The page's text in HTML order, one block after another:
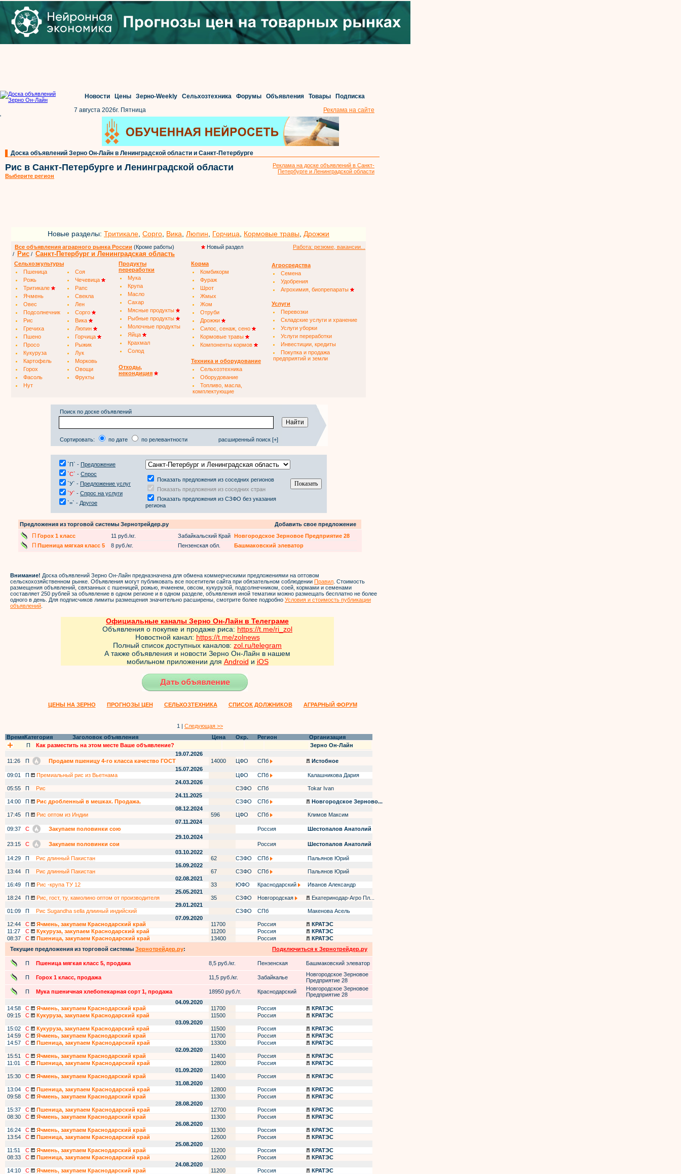
Новости Цены Зерно-Weekly Сельхозтехника Форумы Объявления Товары
Подписка
7 августа 2026г. Пятница
Реклама на сайте
'
Доска объявлений Зерно Он-Лайн в Ленинградской области и Санкт-Петербурге
Рис в Санкт-Петербурге и Ленинградской области
Выберите регион
Реклама на доске объявлений в Санкт-
Петербурге и Ленинградской области
Новые разделы: Тритикале Сорго Вика Люпин Горчица Кормовые травы Дрожжи
Все объявления аграрного рынка России (Кроме работы) Новый раздел
Работа: резюме, вакансии...
/
Рис / Санкт-Петербург и Ленинградская область
Сельхозкультуры
Пшеница
Соя
Рожь
Чечевица
Тритикале
Рапс
Ячмень
Свекла
Овес
Лен
Подсолнечник
Сорго
Рис
Вика
Гречиха
Люпин
Пшено
Горчица
Просо
Рыжик
Кукуруза
Лук
Картофель
Морковь
Горох
Овощи
Фасоль
Фрукты
Нут
Продукты
переработки
Мука
Крупа
Масло
Сахар
Мясные продукты
Рыбные продукты
Молочные продукты
Яйца
Крахмал
Солод
Отходы,
некондиция
Корма
Комбикорм
Фураж
Шрот
Жмых
Жом
Отруби
Дрожжи
Силос, сенаж, сено
Кормовые травы
Компоненты кормов
Техника и оборудование
Сельхозтехника
Оборудование
Топливо, масла,
комплектующие
Агросредства
Семена
Удобрения
Агрохимия, биопрепараты
Услуги
Перевозки
Складские услуги и хранение
Услуги уборки
Услуги переработки
Инвестиции, кредиты
Покупка и продажа
предприятий и земли
Поиск по доске объявлений
Сортировать: по дате по релевантности расширенный поиск [+]
`П` - Предложение
`С` - Спрос
`У` - Предложение услуг
`У` - Спрос на услуги
`=` - Другое
Показать предложения из соседних регионов
Показать предложения из соседних стран
Показать предложения из СЗФО без указания
региона
Предложения из торговой системы Зернотрейдер.ру Добавить свое предложение
П Горох 1 класс 11 руб./кг. Забайкальский Край Новгородское Зерновое Предприятие 28
П Пшеница мягкая класс 5 8 руб./кг. Пензенская обл. Башмаковский элеватор
Внимание! Доска объявлений Зерно Он-Лайн предназначена для обмена коммерческими предложениями на оптовом
сельскохозяйственном рынке. Объявления могут публиковать все посетители сайта при обязательном соблюдении Правил . Стоимость
размещения объявлений, связанных с пшеницей, рожью, ячменем, овсом, кукурузой, подсолнечником, соей, кормами и семенами
составляет 250 рублей за объявление в одном регионе и в одном разделе, объявления иной тематики можно размещать бесплатно не более
одного в день. Для подписчиков лимиты размещения значительно расширены, смотрите более подробно Условия и стоимость публикации
объявлений
Официальные каналы Зерно Он-Лайн в Телеграме
Объявления о покупке и продаже риса: https://t.me/ri_zol
Новостной канал: https://t.me/zolnews
Полный список доступных каналов: zol.ru/telegram
А также объявления и новости Зерно Он-Лайн в нашем
мобильном приложении для Android и iOS
ЦЕНЫ НА ЗЕРНО ПРОГНОЗЫ ЦЕН СЕЛЬХОЗТЕХНИКА СПИСОК ДОЛЖНИКОВ АГРАРНЫЙ ФОРУМ
1 | Следующая >>
ВремяКатегория Заголовок объявления Цена Окр. Регион
Организация
П
Как разместить на этом месте Ваше объявление?
Зерно Он-Лайн
19.07.2026
11:26
П Продаем пшеницу 4-го класса качество ГОСТ 14000 ЦФО СПб
Истобное
15.07.2026
09:01
П Премиальный рис из Вьетнама ЦФО СПб
Калашникова Дария
24.03.2026
05:55
П Рис СЗФО СПб
Tokar Ivan
24.11.2025
14:00
П Рис дробленный в мешках. Продажа. СЗФО СПб
Новгородское Зерново...
08.12.2024
17:45
П Рис оптом из Индии 596 ЦФО СПб
Климов Максим
07.11.2024
09:37
С Закупаем половинки сою Россия
Шестопалов Анатолий
29.10.2024
23:15
С Закупаем половинки сои Россия
Шестопалов Анатолий
03.10.2022
14:29
П Рис длинный Пакистан 62 СЗФО СПб
Пальянов Юрий
16.09.2022
13:44
П Рис длинный Пакистан 67 СЗФО СПб
Пальянов Юрий
02.08.2021
16:49
П Рис -крупа ТУ 12 33 ЮФО Краснодарский
Иванов Александр
25.05.2021
18:24
П Рис, гост, ту, камолино оптом от производителя 35 СЗФО Новгородская
Екатеринодар-Агро Пл...
29.01.2021
01:09
П Рис Sugandha sella длииный индийский СЗФО СПб
Макенова Асель
07.09.2020
12:44
С Ячмень, закупаем Краснодарский край 11700 Россия
КРАТЭС
11:27
С Кукуруза, закупаем Краснодарский край 11200 Россия
КРАТЭС
08:37
С Пшеница, закупаем Краснодарский край 13400 Россия
КРАТЭС
Текущие предложения из торговой системы Зернотрейдер.ру: Подключиться к Зернотрейдер.ру
П Пшеница мягкая класс 5, продажа 8,5 руб./кг. Пензенская Башмаковский элеватор
П Горох 1 класс, продажа 11,5 руб./кг. Забайкалье
Новгородское Зерновое
Предприятие 28
П
Мука пшеничная хлебопекарная сорт 1, продажа 18950 руб./т. Краснодарский
Новгородское Зерновое
Предприятие 28
04.09.2020
14:58
С Ячмень, закупаем Краснодарский край 11700 Россия
КРАТЭС
09:15
С Кукуруза, закупаем Краснодарский край 11500 Россия
КРАТЭС
03.09.2020
15:02
С Кукуруза, закупаем Краснодарский край 11500 Россия
КРАТЭС
14:59
С Ячмень, закупаем Краснодарский край 11700 Россия
КРАТЭС
14:57
С Пшеница, закупаем Краснодарский край 13300 Россия
КРАТЭС
02.09.2020
15:51
С Ячмень, закупаем Краснодарский край 11400 Россия
КРАТЭС
11:01
С Пшеница, закупаем Краснодарский край 12800 Россия
КРАТЭС
01.09.2020
15:30
С Ячмень, закупаем Краснодарский край 11400 Россия
КРАТЭС
31.08.2020
13:04
С Пшеница, закупаем Краснодарский край 12800 Россия
КРАТЭС
09:58
С Ячмень, закупаем Краснодарский край 11300 Россия
КРАТЭС
28.08.2020
15:37
С Пшеница, закупаем Краснодарский край 12700 Россия
КРАТЭС
08:30
С Ячмень, закупаем Краснодарский край 11300 Россия
КРАТЭС
26.08.2020
16:24
С Ячмень, закупаем Краснодарский край 11300 Россия
КРАТЭС
13:54
С Пшеница, закупаем Краснодарский край 12600 Россия
КРАТЭС
25.08.2020
11:51
С Ячмень, закупаем Краснодарский край 11200 Россия
КРАТЭС
08:33
С Пшеница, закупаем Краснодарский край 12600 Россия
КРАТЭС
24.08.2020
14:10
С Ячмень, закупаем Краснодарский край 11200 Россия
КРАТЭС